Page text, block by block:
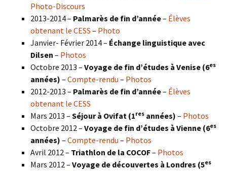
Photo-Discours
2013-2014 – Palmarès de fin d’année– Élèves
obtenant le CESS – Photo
Janvier- Février 2014 – Échange linguistique avec
Dilsen – Photos
Octobre 2013 – Voyage de fin d’études à Venise (6es
années) – Compte-rendu – Photos
2012-2013 – Palmarès de fin d’année– Élèves
obtenant le CESS
Mars 2013 – Séjour à Ovifat (1res années) – Photos
Octobre 2012 – Voyage de fin d’études à Vienne (6es
années) – Compte-rendu – Photos
Avril 2012 – Triathlon de la COCOF– Photos
Mars 2012 – Voyage de découvertes à Londres (5es